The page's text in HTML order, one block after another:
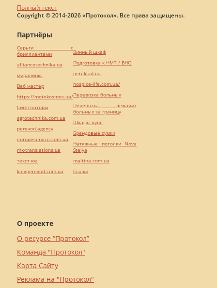
Полный текст
Copyright © 2014-2026 «Протокол». Все права защищены.
О проекте
О ресурсе “Протокол”
Команда "Протокол"
Карта Сайту
Реклама на "Протокол"
Партнёры
Серьги с
бриллиантами
alliancetechnika.ua
миралинкс
Веб мастер
https://motokosmos.ua/
Синтезаторы
agrotechnika.com.ua
perevod.agency
europeservice.com.ua
mk-translations.ua
текст юа
kievperevod.com.ua
Винный шкаф
Подготовка к НМТ / ВНО
pereklad.ua
hospice-life.com.ua/
Перевозка больных
Перевозка лежачих
больных за границу
Шкафы купе
Брендовые сумки
Натяжные потолки Nova
Stelya
maltina.com.ua
Cылки